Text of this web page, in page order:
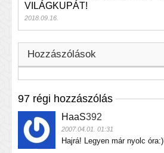
VILÁGKUPÁT!
2018.09.16.
Hozzászólások
97 régi hozzászólás
HaaS392
2007.04.01. 01:31
Hajrá! Legyen már nyolc